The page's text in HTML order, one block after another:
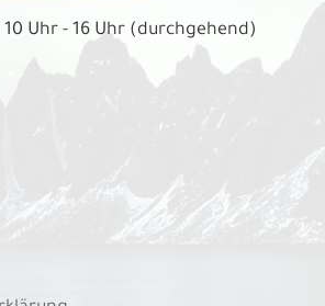
Küstenstrasse
Einzelzimmer
10 Uhr - 16 Uhr (durchgehend)